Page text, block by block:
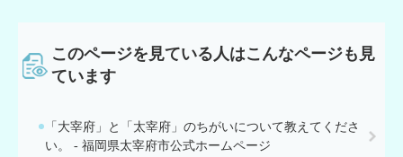
このページを見ている人はこんなページも見
ています
「大宰府」と「太宰府」のちがいについて教えてくださ
い。 - 福岡県太宰府市公式ホームページ